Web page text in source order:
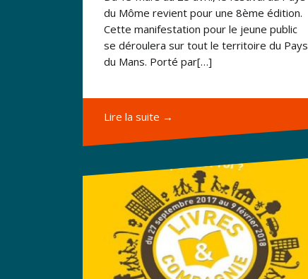
du Môme revient pour une 8ème édition.
Cette manifestation pour le jeune public
se déroulera sur tout le territoire du Pays
du Mans. Porté par[…]
Lire la suite →